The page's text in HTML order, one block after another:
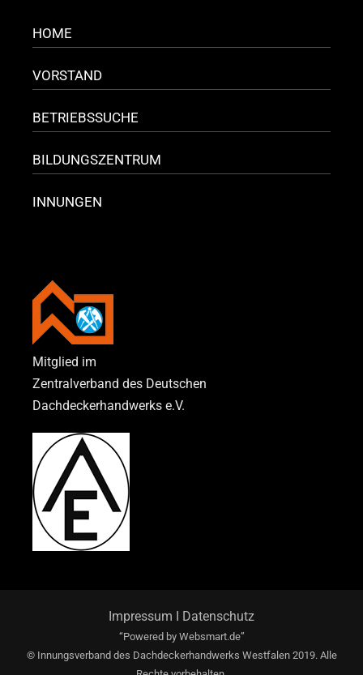
HOME
VORSTAND
BETRIEBSSUCHE
BILDUNGSZENTRUM
INNUNGEN
Mitglied im
Zentralverband des Deutschen
Dachdeckerhandwerks e.V.
© Innungsverband des Dachdeckerhandwerks Westfalen 2019. Alle
Impressum I Datenschutz
“Powered by Websmart.de”